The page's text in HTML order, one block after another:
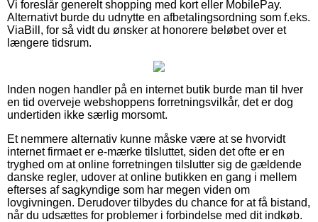
Vi foreslår generelt shopping med kort eller MobilePay.
Alternativt burde du udnytte en afbetalingsordning som f.eks.
ViaBill, for så vidt du ønsker at honorere beløbet over et
længere tidsrum.
Inden nogen handler på en internet butik burde man til hver
en tid overveje webshoppens forretningsvilkår, det er dog
undertiden ikke særlig morsomt.
Et nemmere alternativ kunne måske være at se hvorvidt
internet firmaet er e-mærke tilsluttet, siden det ofte er en
tryghed om at online forretningen tilslutter sig de gældende
danske regler, udover at online butikken en gang i mellem
efterses af sagkyndige som har megen viden om
lovgivningen. Derudover tilbydes du chance for at få bistand,
når du udsættes for problemer i forbindelse med dit indkøb.